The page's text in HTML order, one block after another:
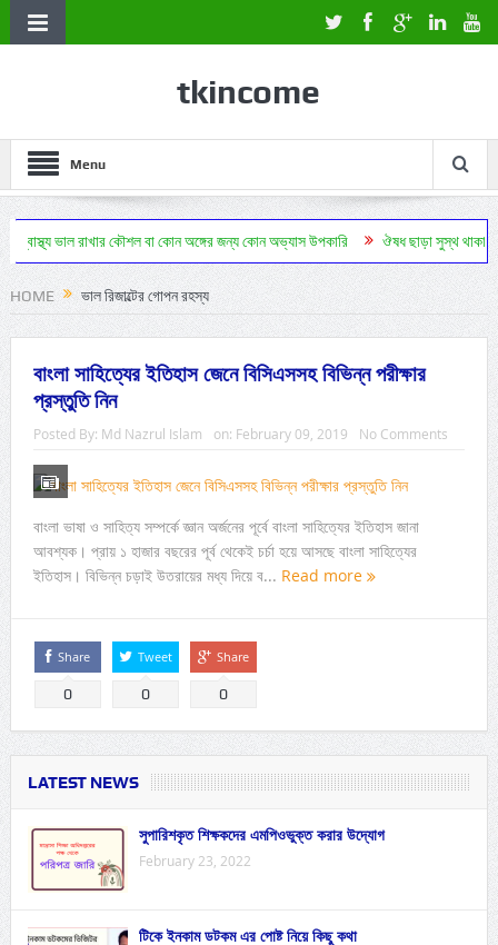
tkincome
Menu
কৌশল বা কোন অঙ্গের জন্য কোন অভ্যাস উপকারি ঔষধ ছাড়া সুস্থ থাকা বৈজ্ঞানিকভাবে
HOME ভাল রিজাল্টের গোপন রহস্য
বাংলা সাহিত্যের ইতিহাস জেনে বিসিএসসহ বিভিন্ন পরীক্ষার
প্রস্তুতি নিন
Posted By: Md Nazrul Islam on: February 09, 2019 No Comments
বাংলা ভাষা ও সাহিত্য সম্পর্কে জ্ঞান অর্জনের পূর্বে বাংলা সাহিত্যের ইতিহাস জানা
আবশ্যক। প্রায় ১ হাজার বছরের পূর্ব থেকেই চর্চা হয়ে আসছে বাংলা সাহিত্যের
ইতিহাস। বিভিন্ন চড়াই উতরায়ের মধ্য দিয়ে ব... Read more
Share
0
Tweet
0
Share
0
LATEST NEWS
সুপারিশকৃত শিক্ষকদের এমপিওভুক্ত করার উদ্যোগ
February 23, 2022
টিকে ইনকাম ডটকম এর পোষ্ট নিয়ে কিছু কথা